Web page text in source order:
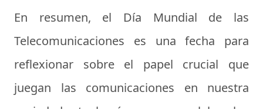
En resumen, el Día Mundial de las
Telecomunicaciones es una fecha para
reflexionar sobre el papel crucial que
juegan las comunicaciones en nuestra